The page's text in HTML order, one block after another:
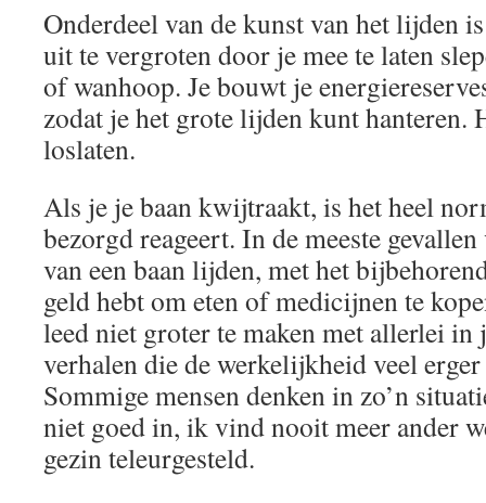
Onderdeel van de kunst van het lijden
uit te vergroten door je mee te laten
of wanhoop. Je bouwt je
zodat je het grote lijden kunt hanteren.
loslaten.
Als je je baan kwijtraakt, is het heel
bezorgd reageert. In de meeste
van een baan lijden, met het
geld hebt om eten of medicijnen te
leed niet groter te maken met allerlei
verhalen die de werkelijkheid veel
Sommige mensen denken in zo’n
niet goed in, ik vind nooit meer ander
gezin teleurgesteld.